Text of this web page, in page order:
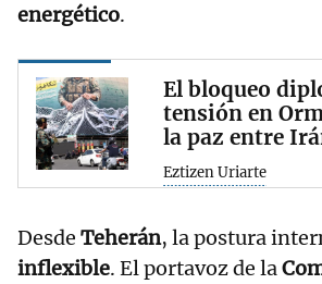
energético.
El bloqueo
tensión en
la paz entre
Eztizen Uriarte
Desde Teherán, la postura
inflexible. El portavoz de la